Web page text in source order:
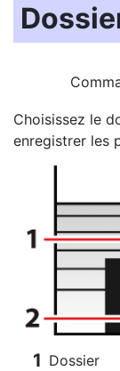
Choisissez le
enregistrer les
Dossier